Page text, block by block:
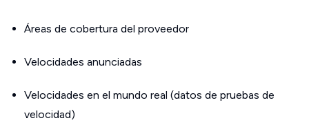
Áreas de cobertura del proveedor
Velocidades anunciadas
Velocidades en el mundo real (datos de pruebas de
velocidad)